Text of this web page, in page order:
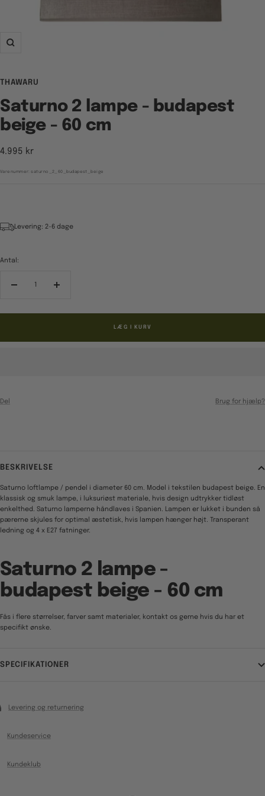
Zoom
THAWARU
Saturno 2 lampe - budapest
beige - 60 cm
Tilbudspris
4.995 kr
Varenummer:saturno_2_60_budapest_beige
Levering: 2-6 dage
Antal:
Forøg
LÆG I KURV
Del Brug for hjælp?
BESKRIVELSE
Saturno loftlampe / pendel i diameter 60 cm. Model i tekstilen budapest beige. En
klassisk og smuk lampe, i luksuriøst materiale, hvis design udtrykker tidløst
enkelthed. Saturno lamperne håndlaves i Spanien. Lampen er lukket i bunden så
pærerne skjules for optimal æstetisk, hvis lampen hænger højt. Transperant
ledning og 4 x E27 fatninger.
Saturno 2 lampe -
budapest beige - 60 cm
Fås i flere størrelser, farver samt materialer, kontakt os gerne hvis du har et
specifikt ønske.
SPECIFIKATIONER
Levering og returnering
Kundeservice
Kundeklub